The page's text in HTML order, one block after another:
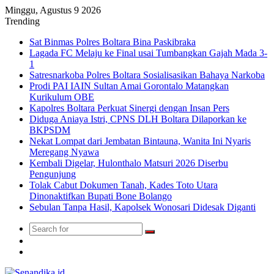
Minggu, Agustus 9 2026
Trending
Sat Binmas Polres Boltara Bina Paskibraka
Lagada FC Melaju ke Final usai Tumbangkan Gajah Mada 3-
1
Satresnarkoba Polres Boltara Sosialisasikan Bahaya Narkoba
Prodi PAI IAIN Sultan Amai Gorontalo Matangkan
Kurikulum OBE
Kapolres Boltara Perkuat Sinergi dengan Insan Pers
Diduga Aniaya Istri, CPNS DLH Boltara Dilaporkan ke
BKPSDM
Nekat Lompat dari Jembatan Bintauna, Wanita Ini Nyaris
Meregang Nyawa
Kembali Digelar, Hulonthalo Matsuri 2026 Diserbu
Pengunjung
Tolak Cabut Dokumen Tanah, Kades Toto Utara
Dinonaktifkan Bupati Bone Bolango
Sebulan Tanpa Hasil, Kapolsek Wonosari Didesak Diganti
Search